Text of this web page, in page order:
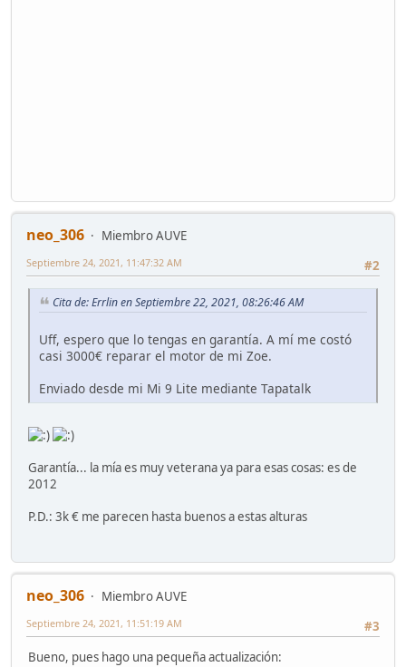
neo_306
Miembro AUVE
#2
Septiembre 24, 2021, 11:47:32 AM
Cita de: Errlin en Septiembre 22, 2021, 08:26:46 AM
Uff, espero que lo tengas en garantía. A mí me costó
casi 3000€ reparar el motor de mi Zoe.
Enviado desde mi Mi 9 Lite mediante Tapatalk
Garantía... la mía es muy veterana ya para esas cosas: es de
2012
P.D.: 3k € me parecen hasta buenos a estas alturas
neo_306
Miembro AUVE
#3
Septiembre 24, 2021, 11:51:19 AM
Bueno, pues hago una pequeña actualización: